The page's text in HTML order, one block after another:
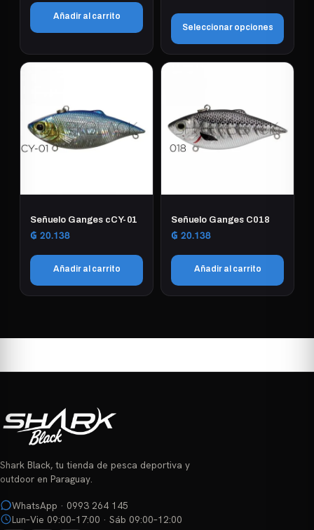
Añadir al carrito
Seleccionar opciones
Este
múltiples
variantes.
Las
pueden
página
de
producto
Señuelo Ganges cCY-01
₲ 20.138
Añadir al carrito
Señuelo Ganges C018
₲ 20.138
Añadir al carrito
Shark Black, tu tienda de pesca deportiva y
outdoor en Paraguay.
WhatsApp · 0993 264 145
Lun–Vie 09:00–17:00 · Sáb 09:00–12:00